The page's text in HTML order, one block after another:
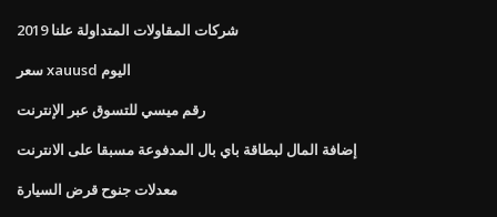
شركات المقاولات المتداولة علنا ​​2019
سعر xauusd اليوم
رقم ميسي للتسوق عبر الإنترنت
إضافة المال لبطاقة باي بال المدفوعة مسبقا على الانترنت
معدلات جنوح قرض السيارة